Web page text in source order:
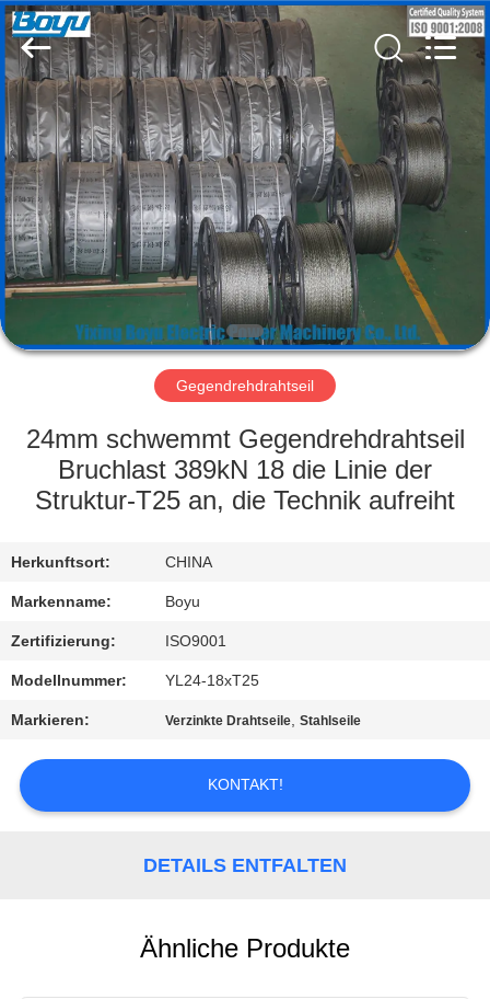
HAUS
PRODUKTE
ÜBER
UNS
FABRIK-
QUALITÄTSKONTROLLE
SIE
MIT
UNS
IN
VERBINDUNG
NACHRICHTEN
FORDERN
SITEMAP
Boyu
Electric
Power
Machinery
Co.,LTD.
All
Rights
Reserved.
Gegendrehdrahtseil
24mm schwemmt Gegendrehdrahtseil
Bruchlast 389kN 18 die Linie der
Struktur-T25 an, die Technik aufreiht
Herkunftsort: CHINA
Markenname: Boyu
Zertifizierung: ISO9001
Modellnummer: YL24-18xT25
Markieren: Verzinkte Drahtseile,Stahlseile
KONTAKT!
DETAILS ENTFALTEN
Ähnliche Produkte